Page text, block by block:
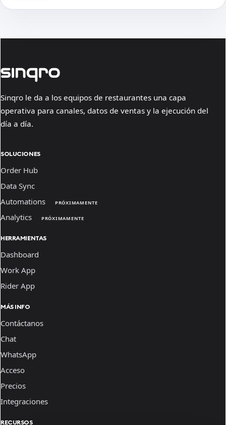
Sinqro le da a los equipos de restaurantes una capa
operativa para canales, datos de ventas y la ejecución del
día a día.
SOLUCIONES
Order Hub
Data Sync
Automations
PRÓXIMAMENTE
Analytics PRÓXIMAMENTE
HERRAMIENTAS
Dashboard
Work App
Rider App
MÁS INFO
Contáctanos
Chat
WhatsApp
Acceso
Precios
Integraciones
RECURSOS